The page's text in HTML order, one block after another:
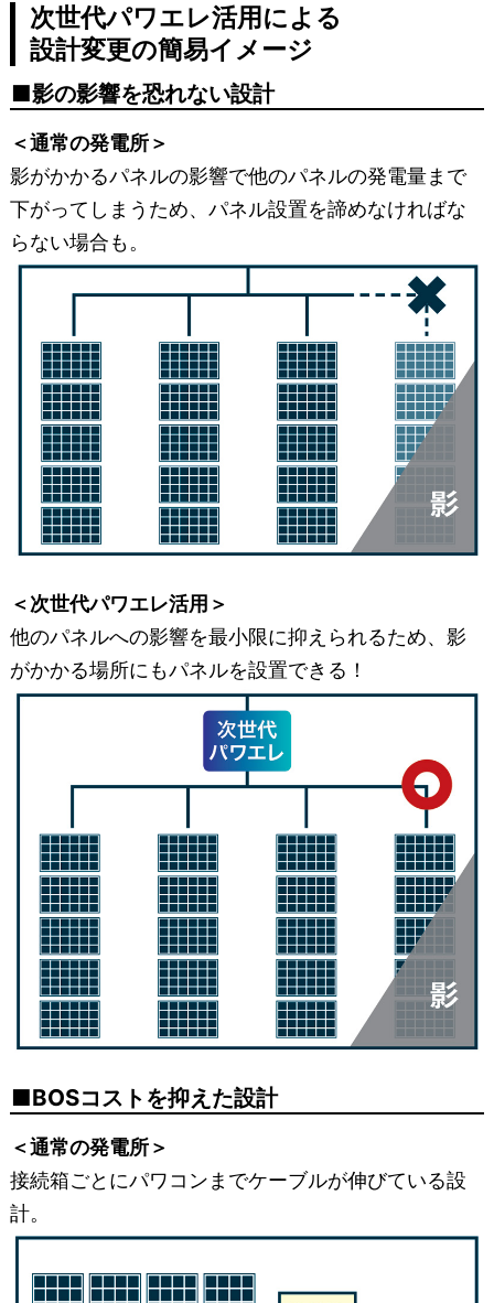
次世代パワエレ活用による
設計変更の簡易イメージ
影の影響を恐れない設計
＜通常の発電所＞
影がかかるパネルの影響で他のパネルの発電量まで
下がってしまうため、パネル設置を諦めなければな
らない場合も。
＜次世代パワエレ活用＞
他のパネルへの影響を最小限に抑えられるため、影
がかかる場所にもパネルを設置できる！
BOSコストを抑えた設計
＜通常の発電所＞
接続箱ごとにパワコンまでケーブルが伸びている設
計。